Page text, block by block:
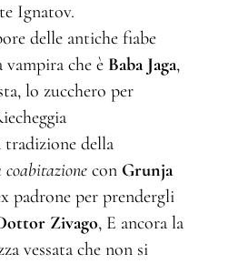
Ignatov.
delle antiche fiabe
vampira che è Baba Jaga,
lo zucchero per
tradizione della
coabitazione con Grunja
padrone per prendergli
Zivago, E ancora la
vessata che non si